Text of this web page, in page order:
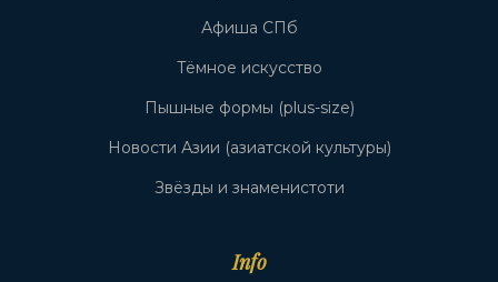
Афиша СПб
Тёмное искусство
Пышные формы (plus-size)
Новости Азии (азиатской культуры)
Звёзды и знаменистоти
Info